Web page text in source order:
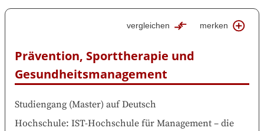
Prävention, Sporttherapie und
Gesundheitsmanagement
vergleichen merken
Studiengang (Master) auf Deutsch
Hochschule: IST-Hochschule für Management – die